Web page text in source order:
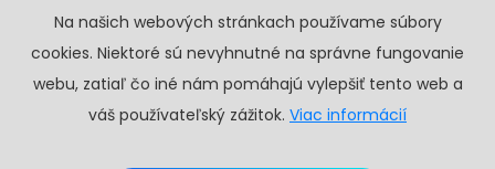
+421 905 117 923
info@profy.sk
Na našich webových stránkach používame súbory
cookies. Niektoré sú nevyhnutné na správne fungovanie
webu, zatiaľ čo iné nám pomáhajú vylepšiť tento web a
váš používateľský zážitok. Viac informácií